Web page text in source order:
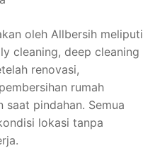
oleh Allbersih meliputi
cleaning, deep cleaning
renovasi,
rumah
saat pindahan. Semua
lokasi tanpa